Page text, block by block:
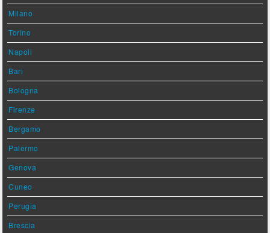
Milano
Torino
Napoli
Bari
Bologna
Firenze
Bergamo
Palermo
Genova
Cuneo
Perugia
Brescia